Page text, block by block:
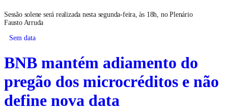
Sessão solene será realizada nesta segunda-feira, às 18h, no Plenário
Fausto Arruda
Sem data
BNB mantém adiamento do
pregão dos microcréditos e não
define nova data